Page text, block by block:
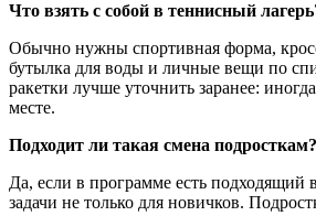
Что взять с собой в теннисный
Обычно нужны спортивная форма,
бутылка для воды и личные вещи по
ракетки лучше уточнить заранее:
месте.
Подходит ли такая смена подросткам?
Да, если в программе есть подходящий
задачи не только для новичков.